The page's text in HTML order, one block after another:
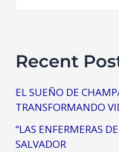
Recent
EL SUEÑO DE
TRANSFORMANDO
“LAS ENFERMERAS
SALVADOR